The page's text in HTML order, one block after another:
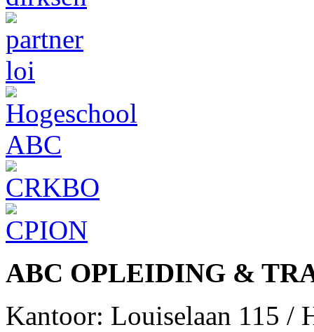
ABC OPLEIDING &
Kantoor: Louiselaan 115 /